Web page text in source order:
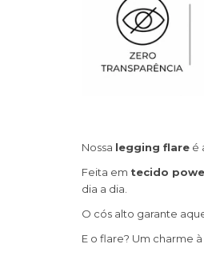
Nossa legging flare é
Feita em tecido
dia a dia.
O cós alto garante
E o flare? Um charme